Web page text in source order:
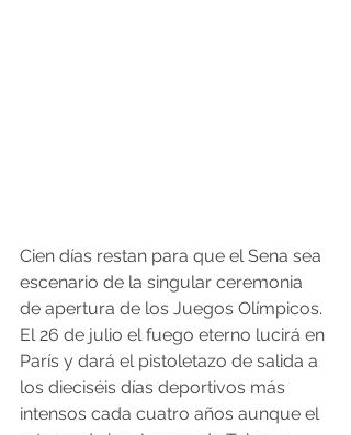
Cien días restan para que el Sena sea
escenario de la singular ceremonia
de apertura de los Juegos Olímpicos.
El 26 de julio el fuego eterno lucirá en
París y dará el pistoletazo de salida a
los dieciséis días deportivos más
intensos cada cuatro años aunque el